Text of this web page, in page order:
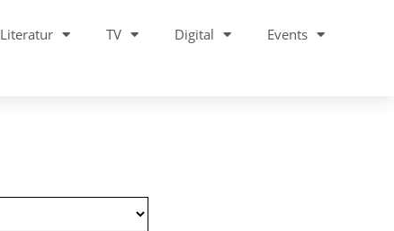
Literatur TV Digital Events